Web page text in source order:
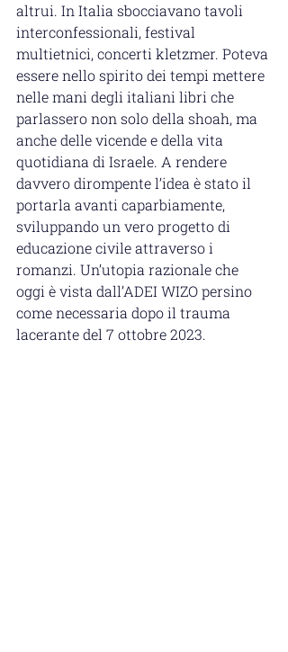
altrui. In Italia sbocciavano tavoli
interconfessionali, festival
multietnici, concerti kletzmer. Poteva
essere nello spirito dei tempi mettere
nelle mani degli italiani libri che
parlassero non solo della shoah, ma
anche delle vicende e della vita
quotidiana di Israele. A rendere
davvero dirompente l’idea è stato il
portarla avanti caparbiamente,
sviluppando un vero progetto di
educazione civile attraverso i
romanzi. Un’utopia razionale che
oggi è vista dall’ADEI WIZO persino
come necessaria dopo il trauma
lacerante del 7 ottobre 2023.